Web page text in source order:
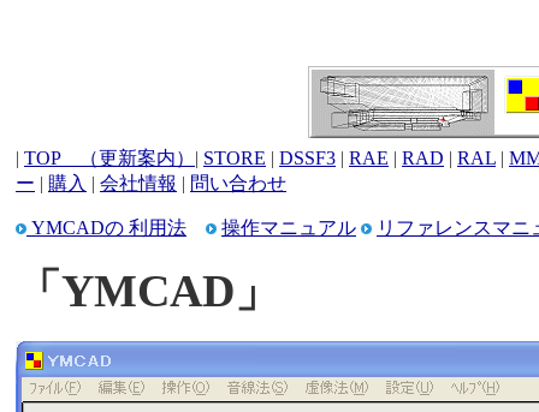
| TOP （更新案内） | STORE | DSSF3 | RAE | RAD | RAL |
ー | 購入 | 会社情報 | 問い合わせ
YMCADの 利用法 操作マニュアル リファレンスマニ
「YMCAD」